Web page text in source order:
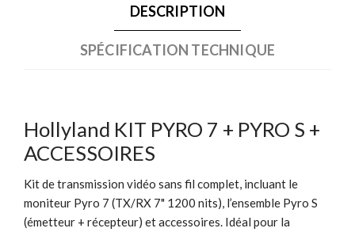
DESCRIPTION
SPÉCIFICATION TECHNIQUE
Hollyland KIT PYRO 7 + PYRO S +
ACCESSOIRES
Kit de transmission vidéo sans fil complet, incluant le
moniteur Pyro 7 (TX/RX 7" 1200 nits), l’ensemble Pyro S
(émetteur + récepteur) et accessoires. Idéal pour la